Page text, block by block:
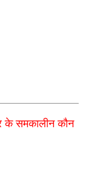
के समकालीन कौन